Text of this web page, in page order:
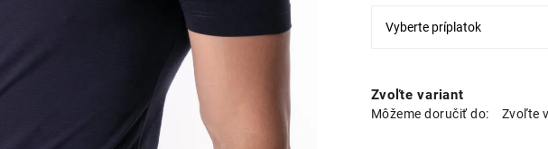
Zvoľte variant
Môžeme doručiť do: Zvoľte